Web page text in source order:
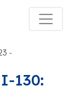
-
130: